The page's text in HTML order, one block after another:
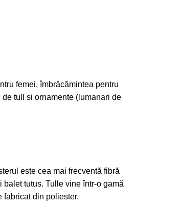
femei, îmbrăcămintea pentru
tull si ornamente (lumanari de
este cea mai frecventă fibră
tutus. Tulle vine într-o gamă
fabricat din poliester.